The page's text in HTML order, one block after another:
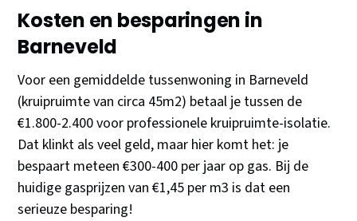
Kosten en besparingen in
Barneveld
Voor een gemiddelde tussenwoning in Barneveld
(kruipruimte van circa 45m2) betaal je tussen de
€1.800-2.400 voor professionele kruipruimte-isolatie.
Dat klinkt als veel geld, maar hier komt het: je
bespaart meteen €300-400 per jaar op gas. Bij de
huidige gasprijzen van €1,45 per m3 is dat een
serieuze besparing!